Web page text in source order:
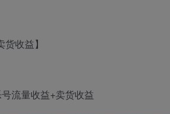
收益】